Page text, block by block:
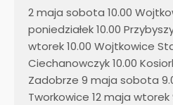
2 maja sobota 10.00
poniedziałek 10.00
wtorek 10.00 Wojtkowice
Ciechanowczyk 10.00
Zadobrze 9 maja sobota
Tworkowice 12 maja wtorek